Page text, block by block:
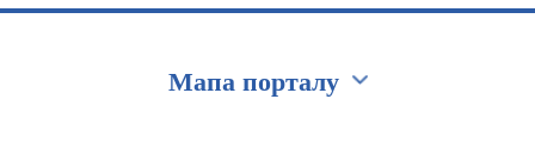
Мапа порталу